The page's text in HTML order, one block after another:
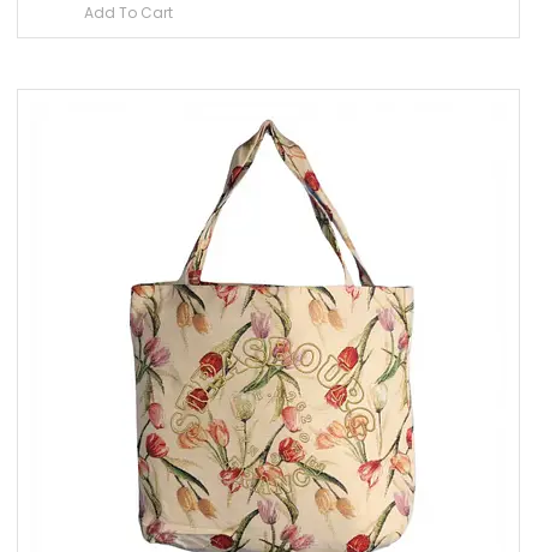
Add To Cart